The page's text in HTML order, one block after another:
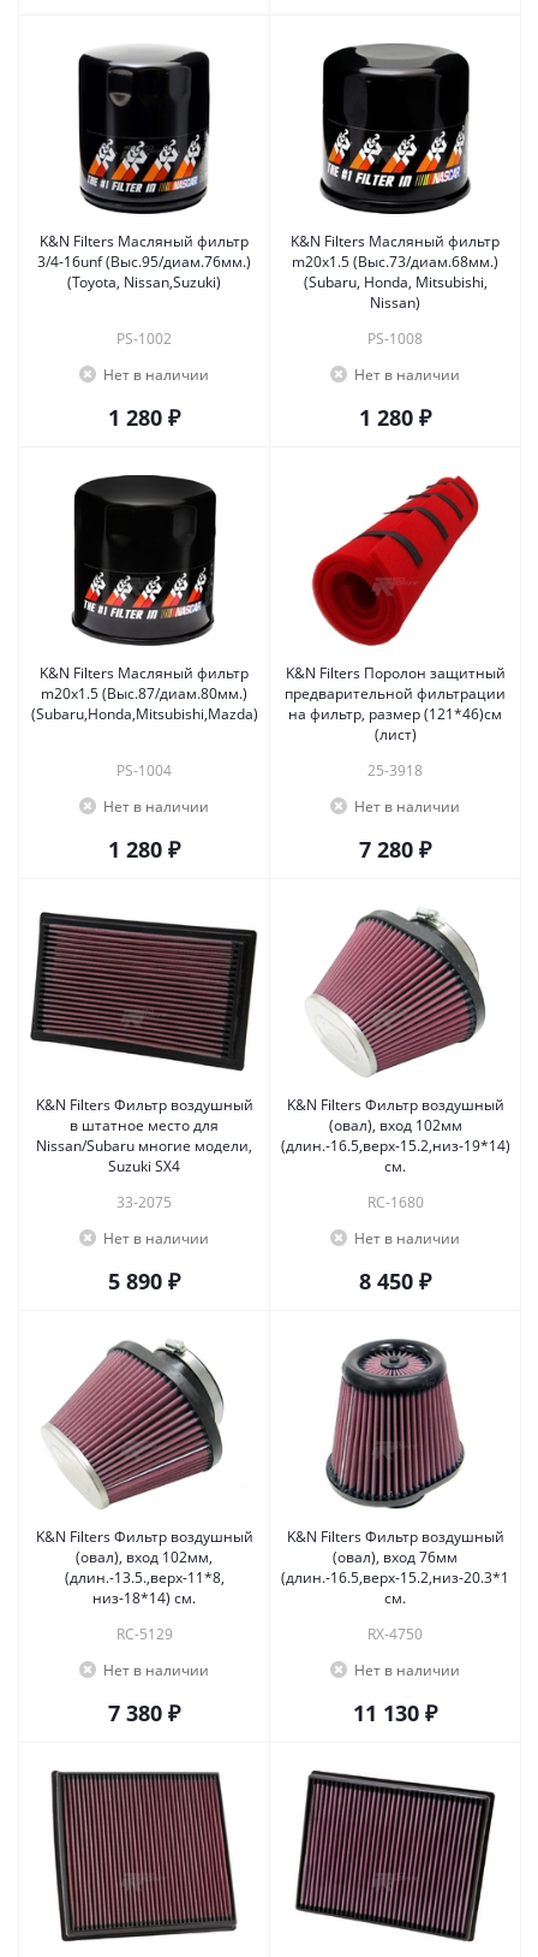
K&N Filters Масляный фильтр
3/4-16unf (Выс.95/диам.76мм.)
(Toyota, Nissan,Suzuki)
PS-1002
Нет в наличии
1 280 ₽
K&N Filters Масляный фильтр
m20x1.5 (Выс.73/диам.68мм.)
(Subaru, Honda, Mitsubishi,
Nissan)
PS-1008
Нет в наличии
1 280 ₽
K&N Filters Масляный фильтр
m20x1.5 (Выс.87/диам.80мм.)
(Subaru,Honda,Mitsubishi,Mazda)
PS-1004
Нет в наличии
1 280 ₽
K&N Filters Поролон защитный
предварительной фильтрации
на фильтр, размер (121*46)см
(лист)
25-3918
Нет в наличии
7 280 ₽
K&N Filters Фильтр воздушный
в штатное место для
Nissan/Subaru многие модели,
Suzuki SX4
33-2075
Нет в наличии
5 890 ₽
K&N Filters Фильтр воздушный
(овал), вход 102мм
(длин.-16.5,верх-15.2,низ-19*14)
см.
RC-1680
Нет в наличии
8 450 ₽
K&N Filters Фильтр воздушный
(овал), вход 102мм,
(длин.-13.5.,верх-11*8,
низ-18*14) см.
RC-5129
Нет в наличии
7 380 ₽
K&N Filters Фильтр воздушный
(овал), вход 76мм
(длин.-16.5,верх-15.2,низ-20.3*14.5)
см.
RX-4750
Нет в наличии
11 130 ₽